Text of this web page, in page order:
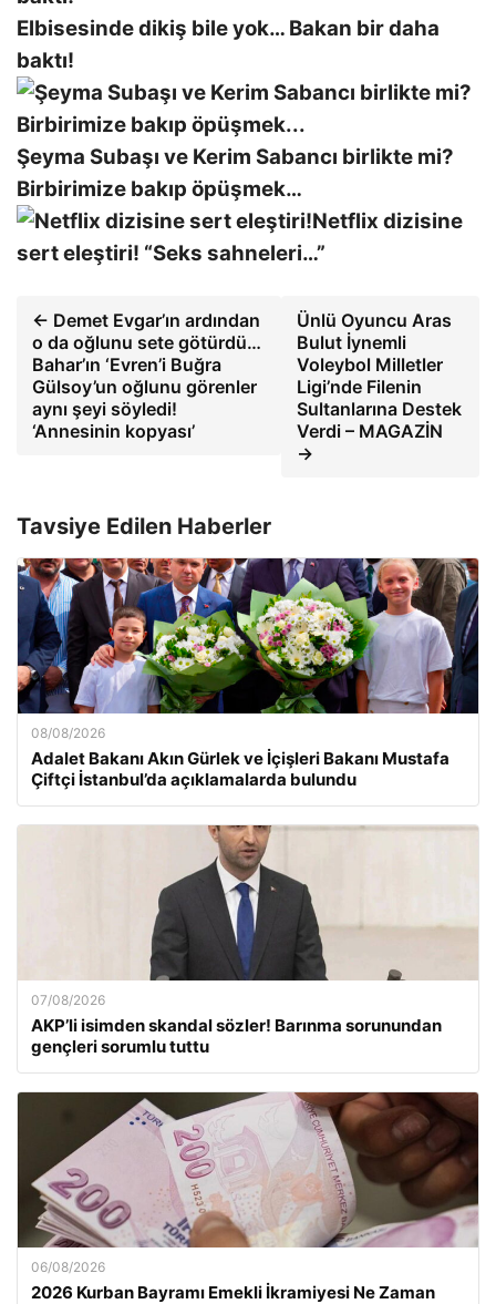
Elbisesinde dikiş bile yok… Bakan bir daha
baktı!
Şeyma Subaşı ve Kerim Sabancı birlikte mi?
Birbirimize bakıp öpüşmek…
Netflix dizisine
sert eleştiri! “Seks sahneleri…”
← Demet Evgar’ın ardından
o da oğlunu sete götürdü…
Bahar’ın ‘Evren’i Buğra
Gülsoy’un oğlunu görenler
aynı şeyi söyledi!
‘Annesinin kopyası’
Ünlü Oyuncu Aras
Bulut İynemli
Voleybol Milletler
Ligi’nde Filenin
Sultanlarına Destek
Verdi – MAGAZİN
→
Tavsiye Edilen Haberler
08/08/2026
Adalet Bakanı Akın Gürlek ve İçişleri Bakanı Mustafa
Çiftçi İstanbul’da açıklamalarda bulundu
07/08/2026
AKP’li isimden skandal sözler! Barınma sorunundan
gençleri sorumlu tuttu
06/08/2026
2026 Kurban Bayramı Emekli İkramiyesi Ne Zaman